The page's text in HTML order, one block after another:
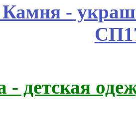
-
- детская